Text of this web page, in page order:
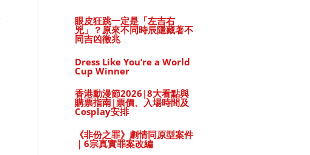
眼皮狂跳一定是「左吉右
兇」？原來不同時辰隱藏著不
同吉凶徵兆
Dress Like You’re a World
Cup Winner
香港動漫節2026|8大看點與
購票指南|票價、入場時間及
Cosplay安排
《非份之罪》劇情同原型案件
｜6宗真實罪案改編